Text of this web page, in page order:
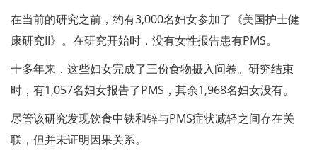
在当前的研究之前，约有3,000名妇女参加了《美国护士健
康研究II》。在研究开始时，没有女性报告患有PMS。
十多年来，这些妇女完成了三份食物摄入问卷。研究结束
时，有1,057名妇女报告了PMS，其余1,968名妇女没有。
尽管该研究发现饮食中铁和锌与PMS症状减轻之间存在关
联，但并未证明因果关系。